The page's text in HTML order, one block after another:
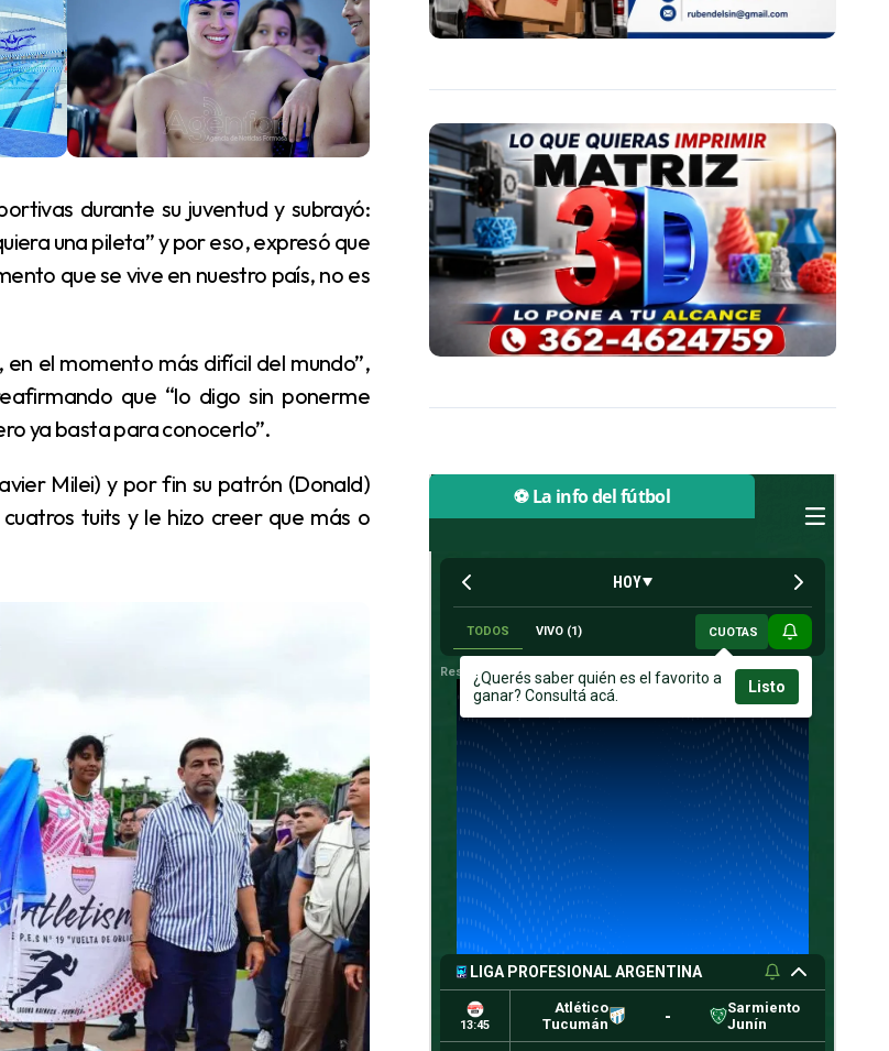
una pileta” y por eso, expresó que
que se vive en nuestro país, no es
que “lo digo sin ponerme
ya basta para conocerlo”.
tuits y le hizo creer que más o
⚽ La info del fútbol